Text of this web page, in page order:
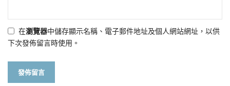
在瀏覽器中儲存顯示名稱、電子郵件地址及個人網站網址，以供
下次發佈留言時使用。